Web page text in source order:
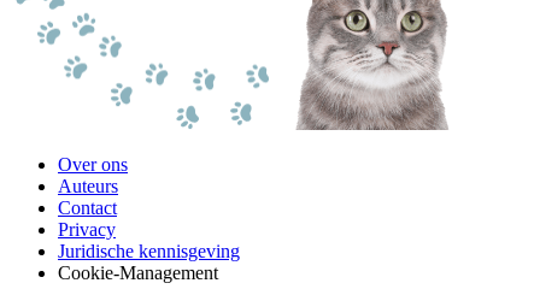
Over ons
Auteurs
Contact
Privacy
Juridische kennisgeving
Cookie-Management